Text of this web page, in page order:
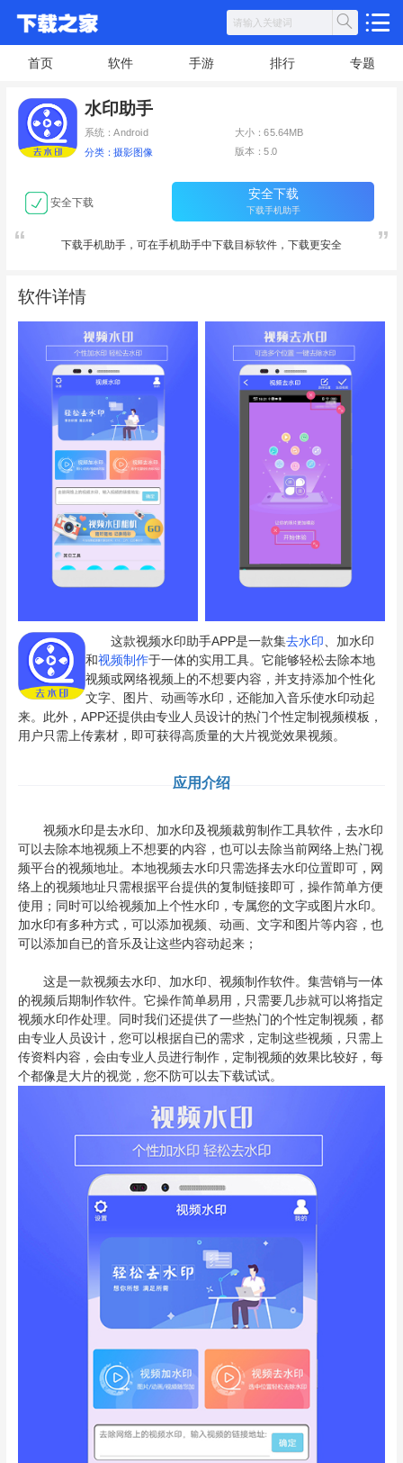
首页 软件 手游 排行 专题
水印助手
系统：Android 大小：65.64MB
分类：摄影图像 版本：5.0
安全下载
安全下载
下载手机助手
下载手机助手，可在手机助手中下载目标软件，下载更安全
软件详情
这款视频水印助手APP是一款集去水印 、加水印
和视频制作于一体的实用工具。它能够轻松去除本地
视频或网络视频上的不想要内容，并支持添加个性化
文字、图片、动画等水印，还能加入音乐使水印动起
来。此外，APP还提供由专业人员设计的热门个性定制视频模板，
用户只需上传素材，即可获得高质量的大片视觉效果视频。
应用介绍
视频水印是去水印、加水印及视频裁剪制作工具软件，去水印
可以去除本地视频上不想要的内容，也可以去除当前网络上热门视
频平台的视频地址。本地视频去水印只需选择去水印位置即可，网
络上的视频地址只需根据平台提供的复制链接即可，操作简单方便
使用；同时可以给视频加上个性水印，专属您的文字或图片水印。
加水印有多种方式，可以添加视频、动画、文字和图片等内容，也
可以添加自已的音乐及让这些内容动起来；
这是一款视频去水印、加水印、视频制作软件。集营销与一体
的视频后期制作软件。它操作简单易用，只需要几步就可以将指定
视频水印作处理。同时我们还提供了一些热门的个性定制视频，都
由专业人员设计，您可以根据自已的需求，定制这些视频，只需上
传资料内容，会由专业人员进行制作，定制视频的效果比较好，每
个都像是大片的视觉，您不防可以去下载试试。